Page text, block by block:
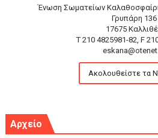
Ένωση Σωματείων
Γρυπάρη 136
17675
T 210 4825981-82, F
Ακολουθείστε τα
Αρχείο